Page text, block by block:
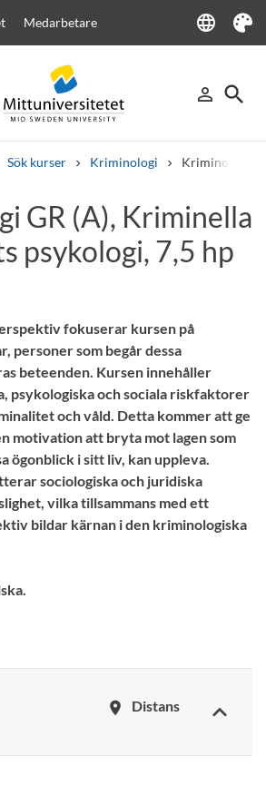
Medarbetare language
Language
Tema
person_outline
Logga in
search
Sök
Sök kurser Kriminologi Kriminologi
KursplanerVälkomstbrev
Personal
GR (A), Kriminella
psykologi, 7,5 hp
fokuserar kursen på
personer som begår dessa
beteenden. Kursen innehåller
psykologiska och sociala riskfaktorer
och våld. Detta kommer att ge
motivation att bryta mot lagen som
ögonblick i sitt liv, kan uppleva.
sociologiska och juridiska
vilka tillsammans med ett
bildar kärnan i den kriminologiska
room Distans